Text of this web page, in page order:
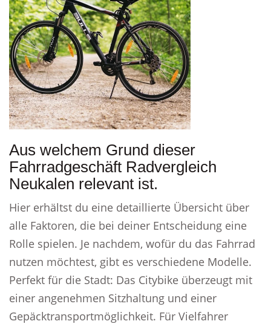
Aus welchem Grund dieser
Fahrradgeschäft Radvergleich
Neukalen relevant ist.
Hier erhältst du eine detaillierte Übersicht über
alle Faktoren, die bei deiner Entscheidung eine
Rolle spielen. Je nachdem, wofür du das Fahrrad
nutzen möchtest, gibt es verschiedene Modelle.
Perfekt für die Stadt: Das Citybike überzeugt mit
einer angenehmen Sitzhaltung und einer
Gepäcktransportmöglichkeit. Für Vielfahrer